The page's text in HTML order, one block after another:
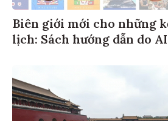
Biên giới mới cho những
lịch: Sách hướng dẫn do